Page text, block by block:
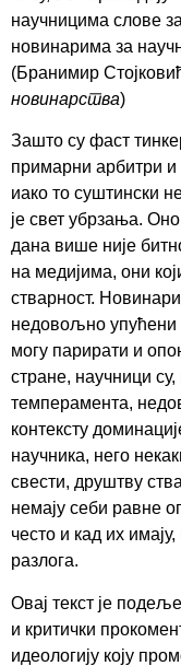
научницима слове
новинарима за
(Бранимир
новинарства)
Зашто су фаст
примарни арбитри и
иако то суштински
је свет убрзања.
дана више није
на медијима, они
стварност.
недовољно упућени
могу парирати и
стране, научници
темперамента,
контексту
научника, него
свести, друштву
немају себи равне
често и кад их имају,
разлога.
Овај текст је
и критички
идеологију коју